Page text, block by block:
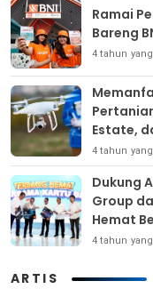
Ramai
Bareng
4 tahun
Estate,
4 tahun
Dukung
Group
Hemat
4 tahun
ARTIS